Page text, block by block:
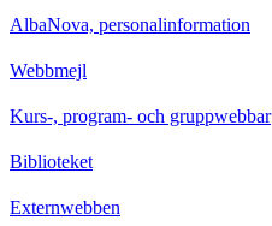
AlbaNova, personalinformation
Webbmejl
Kurs-, program- och gruppwebbar
Biblioteket
Externwebben